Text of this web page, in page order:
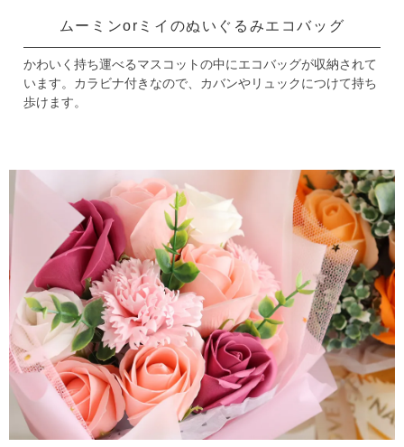
ムーミンorミイのぬいぐるみエコバッグ
かわいく持ち運べるマスコットの中にエコバッグが収納されて
います。 カラビナ付きなので、カバンやリュックにつけて持ち
歩けます。